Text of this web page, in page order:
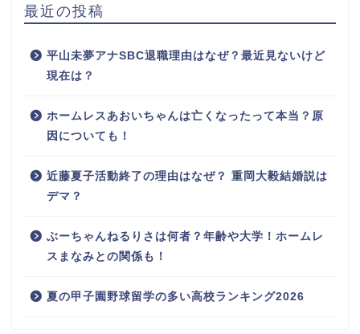
最近の投稿
平山未夢アナSBC退職理由はなぜ？最近見ないけど
現在は？
ホームレスあおいちゃんは亡くなったって本当？原
因についても！
近藤夏子活動終了の理由はなぜ？ 重岡大毅結婚説は
デマ？
ぶーちゃんねるりさは何者？年齢や大学！ホームレ
スまなみとの関係も！
夏の甲子園野球留学の多い高校ランキング2026